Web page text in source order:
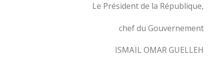
Le Président de la République,
chef du Gouvernement
ISMAÏL OMAR GUELLEH